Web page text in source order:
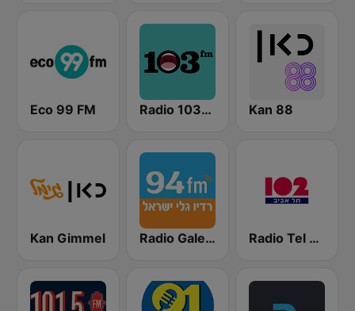
Eco 99 FM Radio 103FM Kan 88
Kan Gimmel Radio Galey Israel (רדיו גלי ישראל) Radio Tel Aviv 102FM (רדיו תל אביב)